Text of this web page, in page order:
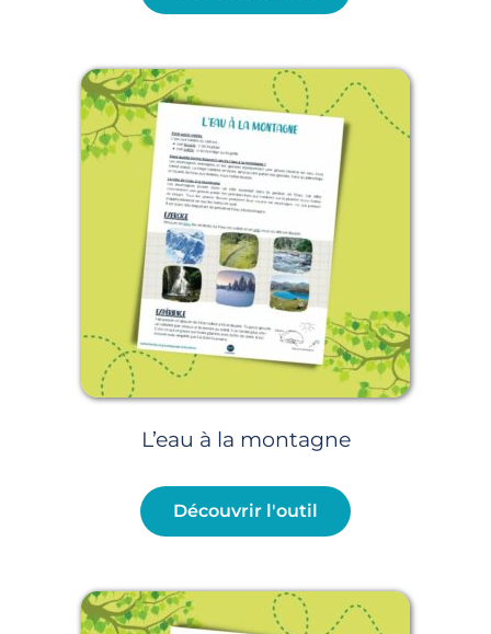
L’eau à la montagne
Découvrir l'outil